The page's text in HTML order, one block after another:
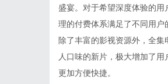
盛宴。对于希望深度体验的
理的付费体系满足了不同用户
除了丰富的影视资源外，全
人口味的新片，极大增加了
更加方便快捷。